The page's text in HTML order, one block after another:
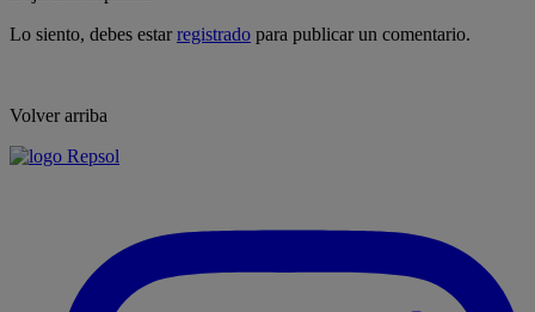
Lo siento, debes estarregistrado para publicar un comentario.
Volver arriba